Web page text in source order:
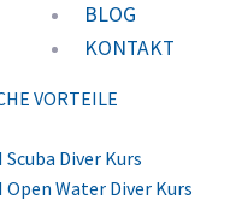
BLOG
KONTAKT
VORTEILE
Scuba Diver Kurs
Open Water Diver Kurs